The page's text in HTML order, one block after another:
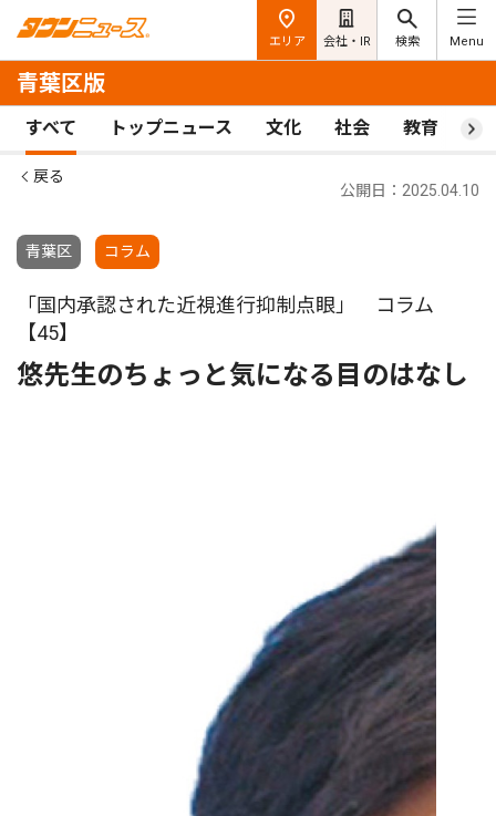
エリア 会社・IR 検索 Menu
青葉区版
すべて トップニュース 文化 社会 教育 ス
戻る
青葉区 コラム
公開日：2025.04.10
「国内承認された近視進行抑制点眼」 コラム
【45】
悠先生のちょっと気になる目のはなし